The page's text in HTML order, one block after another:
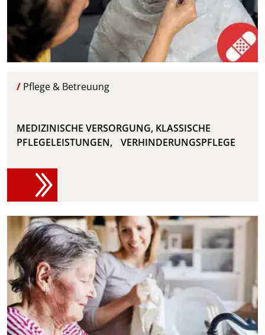
/ Pflege & Betreuung
MEDIZINISCHE VERSORGUNG, KLASSISCHE
PFLEGELEISTUNGEN, VERHINDERUNGSPFLEGE